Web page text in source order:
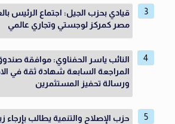
قيادي بحزب الجيل: اجتماع الرئيس
مصر كمركز لوجستي وتجاري عالمي
النائب ياسر الحفناوي: موافقة
المراجعة السابعة شهادة ثقة في
ورسالة تحفيز المستثمرين
حزب الإصلاح والتنمية يطالب بإرجاء